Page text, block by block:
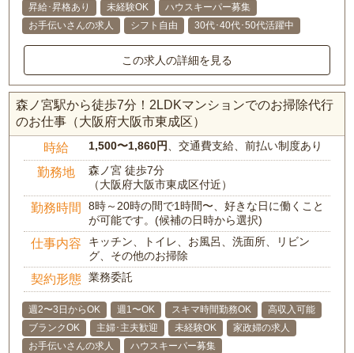
昇給･昇格あり
未経験OK
ハウスキーパー募集
お手伝いさんの求人
シフト自由 30代･40代･50代活躍中
この求人の詳細を見る
森ノ宮駅から徒歩7分！2LDKマンションでのお掃除代行
のお仕事（大阪府大阪市東成区）
時給 1,500〜1,860円 、交通費支給、前払い制度あり
勤務地
森ノ宮 徒歩7分
（大阪府大阪市東成区付近）
勤務時間
8時～20時の間で1時間〜、好きな日に働くこと
が可能です。(候補の日時から選択)
仕事内容
キッチン、トイレ、お風呂、洗面所、リビン
グ、その他のお掃除
契約形態 業務委託
週2〜3日からOK 週1〜OK スキマ時間勤務OK
高収入可能
ブランクOK
主婦･主夫歓迎 未経験OK
家政婦の求人
お手伝いさんの求人
ハウスキーパー募集